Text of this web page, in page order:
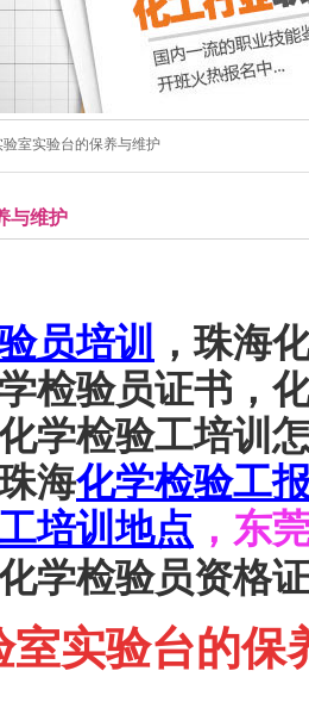
室实验台的保养与维护
与维护
员培训
，珠海
学检验员证书，
学检验工培训
海化学检验工
培训地点 ，东
学检验员资格
室实验台的保